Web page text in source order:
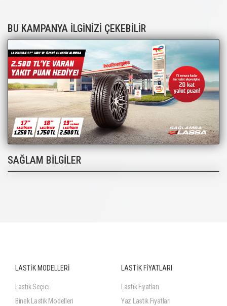
BU KAMPANYA İLGİNİZİ ÇEKEBİLİR
SAĞLAM BİLGİLER
LASTİK MODELLERİ
Lastik Seçici
Binek Lastik Modelleri
LASTİK FİYATLARI
Lastik Fiyatları
Yaz Lastik Fiyatları